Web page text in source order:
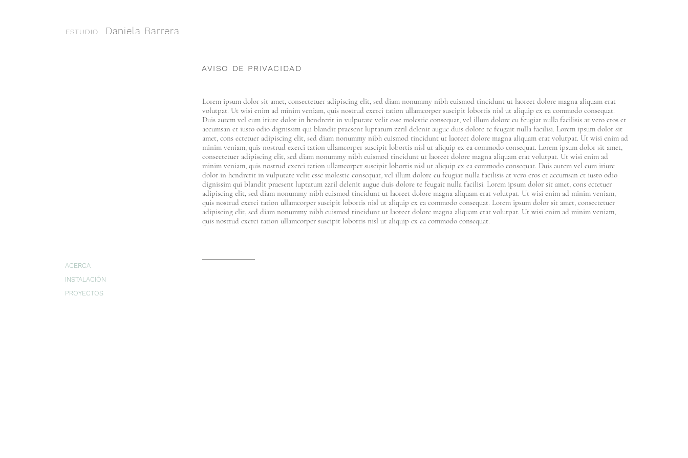
ESTUDIO Daniela Barrera
ACERCA
INSTALACIÓN
PROYECTOS
AVISO DE PRIVACIDAD
Lorem ipsum dolor sit amet, consectetuer adipiscing elit, sed diam nonummy nibh euismod tincidunt ut laoreet dolore magna aliquam erat
volutpat. Ut wisi enim ad minim veniam, quis nostrud exerci tation ullamcorper suscipit lobortis nisl ut aliquip ex ea commodo consequat.
Duis autem vel eum iriure dolor in hendrerit in vulputate velit esse molestie consequat, vel illum dolore eu feugiat nulla facilisis at vero eros et
accumsan et iusto odio dignissim qui blandit praesent luptatum zzril delenit augue duis dolore te feugait nulla facilisi. Lorem ipsum dolor sit
amet, cons ectetuer adipiscing elit, sed diam nonummy nibh euismod tincidunt ut laoreet dolore magna aliquam erat volutpat. Ut wisi enim ad
minim veniam, quis nostrud exerci tation ullamcorper suscipit lobortis nisl ut aliquip ex ea commodo consequat. Lorem ipsum dolor sit amet,
consectetuer adipiscing elit, sed diam nonummy nibh euismod tincidunt ut laoreet dolore magna aliquam erat volutpat. Ut wisi enim ad
minim veniam, quis nostrud exerci tation ullamcorper suscipit lobortis nisl ut aliquip ex ea commodo consequat. Duis autem vel eum iriure
dolor in hendrerit in vulputate velit esse molestie consequat, vel illum dolore eu feugiat nulla facilisis at vero eros et accumsan et iusto odio
dignissim qui blandit praesent luptatum zzril delenit augue duis dolore te feugait nulla facilisi. Lorem ipsum dolor sit amet, cons ectetuer
adipiscing elit, sed diam nonummy nibh euismod tincidunt ut laoreet dolore magna aliquam erat volutpat. Ut wisi enim ad minim veniam,
quis nostrud exerci tation ullamcorper suscipit lobortis nisl ut aliquip ex ea commodo consequat. Lorem ipsum dolor sit amet, consectetuer
adipiscing elit, sed diam nonummy nibh euismod tincidunt ut laoreet dolore magna aliquam erat volutpat. Ut wisi enim ad minim veniam,
quis nostrud exerci tation ullamcorper suscipit lobortis nisl ut aliquip ex ea commodo consequat.